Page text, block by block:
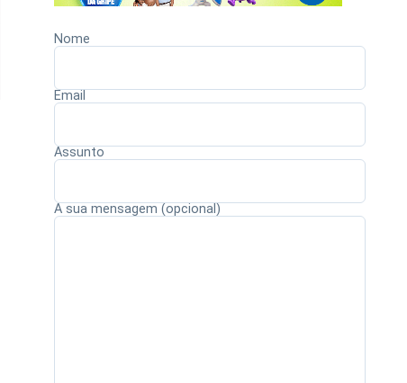
Nome
Email
Assunto
A sua mensagem (opcional)